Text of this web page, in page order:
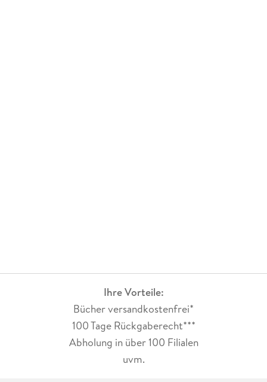
Ihre Vorteile:
Bücher versandkostenfrei*
100 Tage Rückgaberecht***
Abholung in über 100 Filialen
uvm.